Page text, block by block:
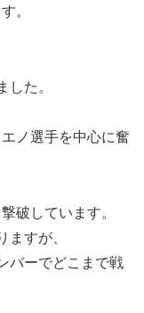
。
した。
ノ選手を中心に奮
破しています。
ますが、
バーでどこまで戦